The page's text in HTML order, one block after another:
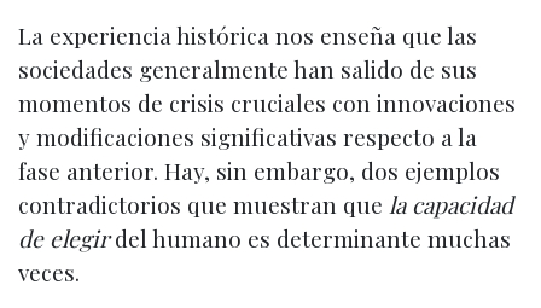
La experiencia histórica nos enseña que las
sociedades generalmente han salido de sus
momentos de crisis cruciales con innovaciones
y modificaciones significativas respecto a la
fase anterior. Hay, sin embargo, dos ejemplos
contradictorios que muestran que la capacidad
de elegirdel humano es determinante muchas
veces.